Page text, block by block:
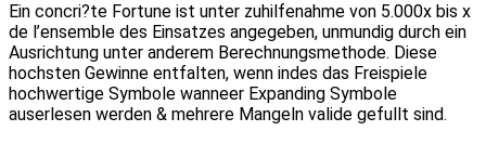
Ein concri?te Fortune ist unter zuhilfenahme von 5.000x bis x
de l’ensemble des Einsatzes angegeben, unmundig durch ein
Ausrichtung unter anderem Berechnungsmethode. Diese
hochsten Gewinne entfalten, wenn indes das Freispiele
hochwertige Symbole wanneer Expanding Symbole
auserlesen werden & mehrere Mangeln valide gefullt sind.